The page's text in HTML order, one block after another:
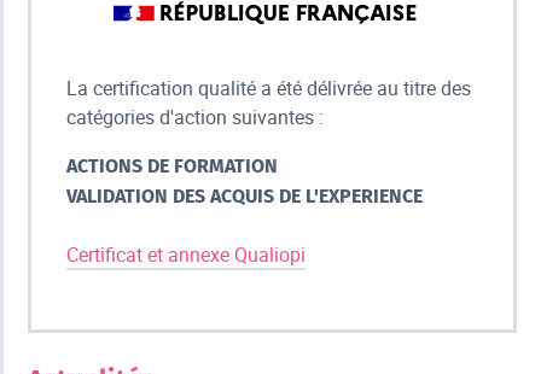
La certification qualité a été délivrée au titre des
catégories d'action suivantes :
ACTIONS DE FORMATION
VALIDATION DES ACQUIS DE L'EXPERIENCE
Certificat et annexe Qualiopi